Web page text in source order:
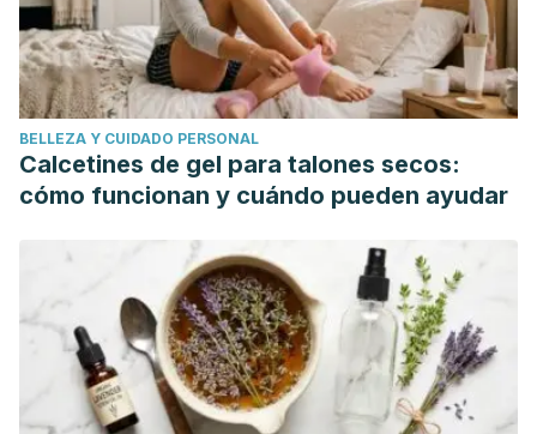
BELLEZA Y CUIDADO PERSONAL
Calcetines de gel para talones secos:
cómo funcionan y cuándo pueden ayudar